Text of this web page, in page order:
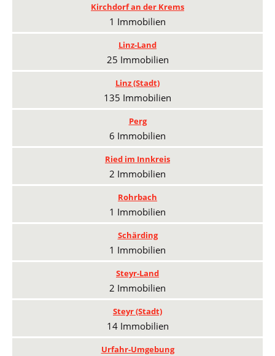
Kirchdorf an der Krems
1 Immobilien
Linz-Land
25 Immobilien
Linz (Stadt)
135 Immobilien
Perg
6 Immobilien
Ried im Innkreis
2 Immobilien
Rohrbach
1 Immobilien
Schärding
1 Immobilien
Steyr-Land
2 Immobilien
Steyr (Stadt)
14 Immobilien
Urfahr-Umgebung